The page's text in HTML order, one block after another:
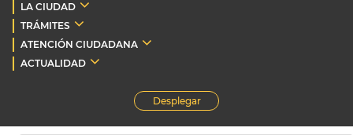
LA CIUDAD
TRÁMITES
ATENCIÓN CIUDADANA
ACTUALIDAD
Desplegar